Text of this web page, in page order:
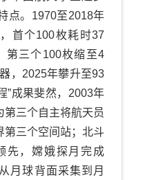
点。1970至2018年
首个100枚耗时37
第三个100枚缩至4
，2025年攀升至93
”成果斐然，2003年
三个自主将航天员
第三个空间站；北斗
先，嫦娥探月完成
月球背面采集到月